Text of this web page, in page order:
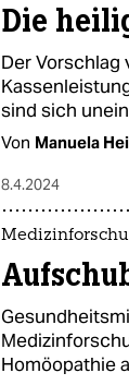
Die
Der
sind sich
Von Manuela
8.4.2024
Homöopathie